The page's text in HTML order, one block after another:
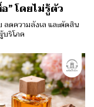
” โดยไม่รู้ตัว
ลดความลังเล และตัดสิน
บริโภค